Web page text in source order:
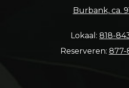
Burbank, ca.
Lokaal: 818-
Reserveren: 877-